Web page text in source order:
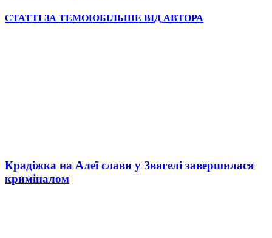
СТАТТІ ЗА ТЕМОЮБІЛЬШЕ ВІД АВТОРА
Крадіжка на Алеї слави у Звягелі завершилася
криміналом